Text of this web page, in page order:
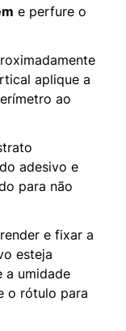
e perfure o
aplique a
ao
adesivo e
para não
e fixar a
esteja
a umidade
o rótulo para